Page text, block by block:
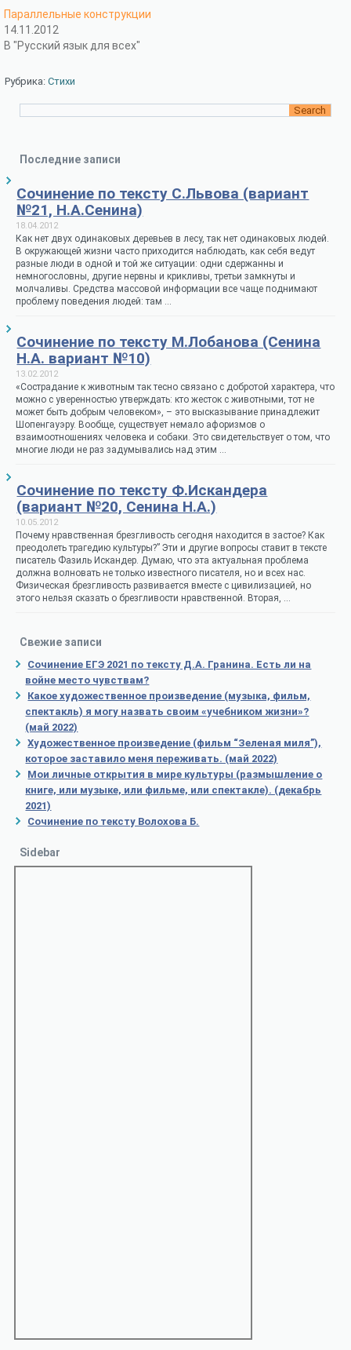
Параллельные конструкции
14.11.2012
В "Русский язык для всех"
Рубрика: Стихи
Последние записи
Сочинение по тексту С.Львова (вариант
№21, Н.А.Сенина)
18.04.2012
Как нет двух одинаковых деревьев в лесу, так нет одинаковых людей.
В окружающей жизни часто приходится наблюдать, как себя ведут
разные люди в одной и той же ситуации: одни сдержанны и
немногословны, другие нервны и крикливы, третьи замкнуты и
молчаливы. Средства массовой информации все чаще поднимают
проблему поведения людей: там …
Сочинение по тексту М.Лобанова (Сенина
Н.А. вариант №10)
13.02.2012
«Сострадание к животным так тесно связано с добротой характера, что
можно с уверенностью утверждать: кто жесток с животными, тот не
может быть добрым человеком», – это высказывание принадлежит
Шопенгауэру. Вообще, существует немало афоризмов о
взаимоотношениях человека и собаки. Это свидетельствует о том, что
многие люди не раз задумывались над этим …
Сочинение по тексту Ф.Искандера
(вариант №20, Сенина Н.А.)
10.05.2012
Почему нравственная брезгливость сегодня находится в застое? Как
преодолеть трагедию культуры?” Эти и другие вопросы ставит в тексте
писатель Фазиль Искандер. Думаю, что эта актуальная проблема
должна волновать не только известного писателя, но и всех нас.
Физическая брезгливость развивается вместе с цивилизацией, но
этого нельзя сказать о брезгливости нравственной. Вторая, …
Свежие записи
Сочинение ЕГЭ 2021 по тексту Д.А. Гранина. Есть ли на
войне место чувствам?
Какое художественное произведение (музыка, фильм,
спектакль) я могу назвать своим «учебником жизни»?
(май 2022)
Художественное произведение (фильм “Зеленая миля”),
которое заставило меня переживать. (май 2022)
Мои личные открытия в мире культуры (размышление о
книге, или музыке, или фильме, или спектакле). (декабрь
2021)
Сочинение по тексту Волохова Б.
Sidebar